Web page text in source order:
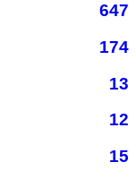
647
174
13
12
15